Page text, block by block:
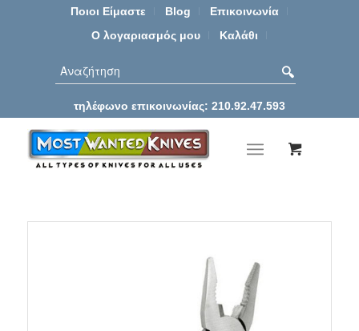
Ποιοι Είμαστε Blog
Επικοινωνία
Ο λογαριασμός μου
Καλάθι
τηλέφωνο επικοινωνίας: 210.92.47.593